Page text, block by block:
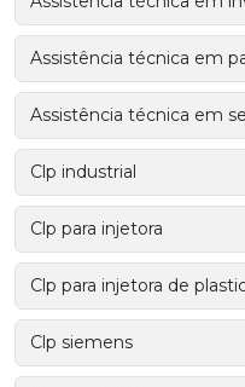
Assistência técnica em
Assistência técnica em
Clp industrial
Clp para injetora
Clp para injetora de
Clp siemens